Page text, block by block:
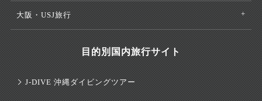
大阪・USJ旅行
目的別国内旅行サイト
J-DIVE 沖縄ダイビングツアー